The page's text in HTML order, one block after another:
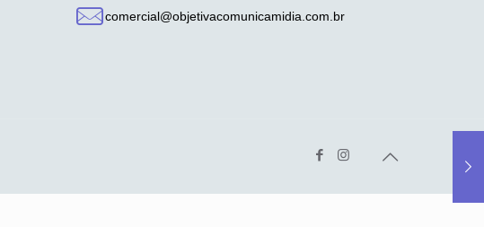
comercial@objetivacomunicamidia.com.br